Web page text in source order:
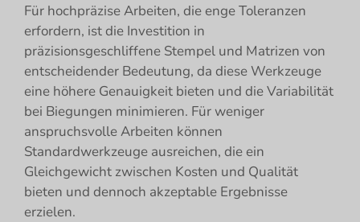
Für hochpräzise Arbeiten, die enge Toleranzen
erfordern, ist die Investition in
präzisionsgeschliffene Stempel und Matrizen von
entscheidender Bedeutung, da diese Werkzeuge
eine höhere Genauigkeit bieten und die Variabilität
bei Biegungen minimieren. Für weniger
anspruchsvolle Arbeiten können
Standardwerkzeuge ausreichen, die ein
Gleichgewicht zwischen Kosten und Qualität
bieten und dennoch akzeptable Ergebnisse
erzielen.